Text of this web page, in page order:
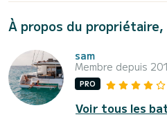
À propos du propriétaire,
sam
Membre depuis
PRO
Voir tous les